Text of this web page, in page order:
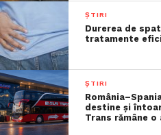
ȘTIRI
Durerea de
tratamente
ȘTIRI
destine și
Trans rămâne